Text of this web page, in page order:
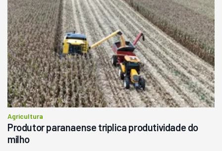
Agricultura
Produtor paranaense triplica produtividade do
milho